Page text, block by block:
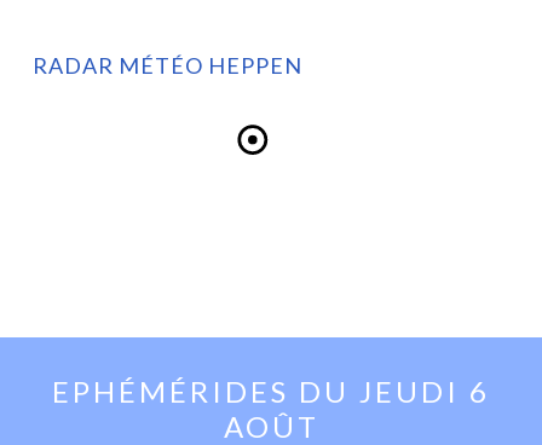
RADAR MÉTÉO HEPPEN
EPHÉMÉRIDES DU JEUDI 6
AOÛT